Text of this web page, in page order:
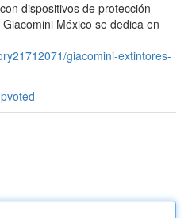
dispositivos de protección
México se dedica en
giacomini-extintores-